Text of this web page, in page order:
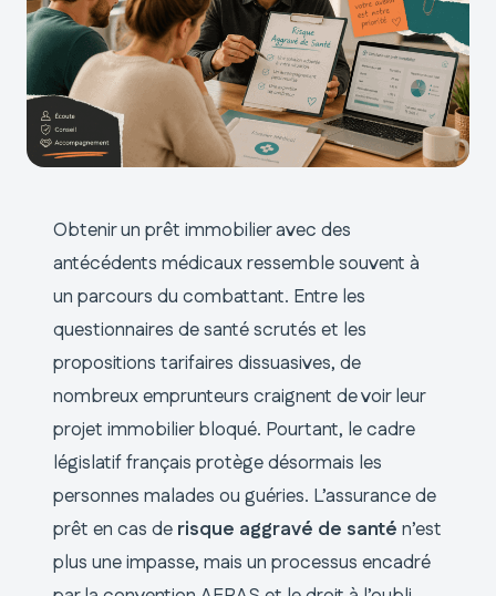
Obtenir un prêt immobilier avec des
antécédents médicaux ressemble souvent à
un parcours du combattant. Entre les
questionnaires de santé scrutés et les
propositions tarifaires dissuasives, de
nombreux emprunteurs craignent de voir leur
projet immobilier bloqué. Pourtant, le cadre
législatif français protège désormais les
personnes malades ou guéries. L’assurance de
prêt en cas de risque aggravé de santé n’est
plus une impasse, mais un processus encadré